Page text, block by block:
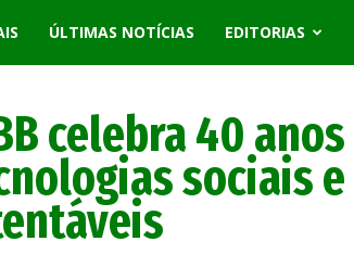
ÚLTIMAS NOTÍCIAS EDITORIAS
celebra 40 anos
sociais e